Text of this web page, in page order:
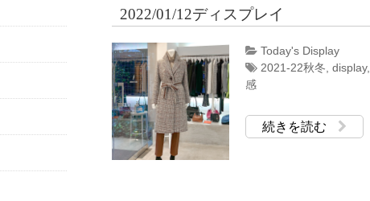
2022/01/12ディスプレイ
Today's Display
2021-22秋冬, display,
感
続きを読む